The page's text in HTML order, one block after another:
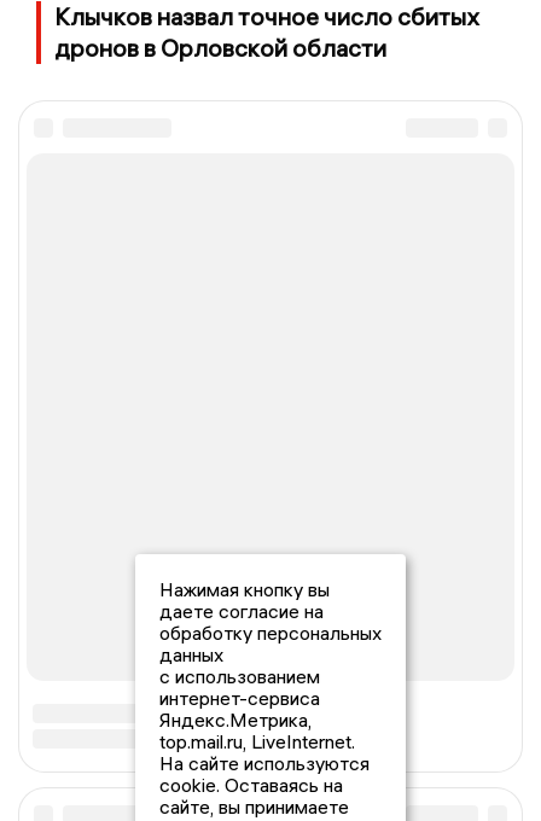
Клычков назвал точное число сбитых
дронов в Орловской области
Нажимая кнопку вы
даете согласие на
обработку персональных
данных
с использованием
интернет-сервиса
Яндекс.Метрика,
top.mail.ru, LiveInternet.
На сайте используются
cookie. Оставаясь на
сайте, вы принимаете